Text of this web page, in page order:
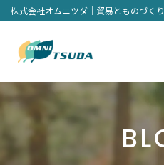
株式会社オムニツダ｜貿易とものづく